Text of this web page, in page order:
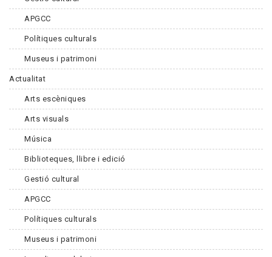
APGCC
Polítiques culturals
Museus i patrimoni
Actualitat
Arts escèniques
Arts visuals
Música
Biblioteques, llibre i edició
Gestió cultural
APGCC
Polítiques culturals
Museus i patrimoni